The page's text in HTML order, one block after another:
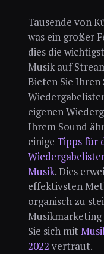
Tausende von
was ein großer
dies die
Musik auf
Bieten Sie
eigenen
Ihrem Sound
einige Tipps für
Musik. Dies
effektivsten
organisch zu
Sie sich mit
2022 vertraut.